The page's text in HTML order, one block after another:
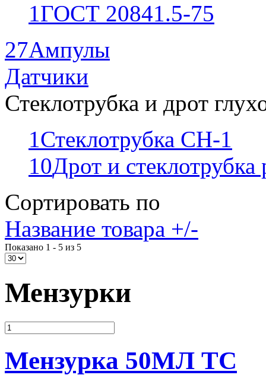
1ГОСТ 20841.5-75
27Ампулы
Датчики
Стеклотрубка и дрот
1Стеклотрубка СН-1
10Дрот и
Сортировать по
Название товара +/-
Показано 1 - 5 из 5
Мензурки
Мензурка 50МЛ ТС